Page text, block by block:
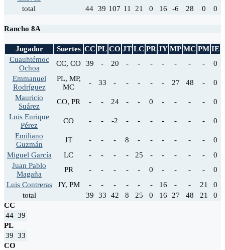
total
44 39 107 11 21 0 16 -6 28 0 0
Rancho 8A
Jugador Suertes CC PL CO JT LC PR JY MP MC PM IE
Cuauhtémoc
Ochoa
CC, CO 39 - 20 - - - - - - -
0
Emmanuel
Rodríguez
PL, MP,
MC
- 33 - - - - - 27 48 -
0
Mauricio
Suárez
CO, PR - - 24 - - 0 - - - -
0
Luis Enrique
Pérez
CO - - -2 - - - - - - -
0
Emiliano
Guzmán
JT - - - 8 - - - - - -
0
Miguel García
LC - - - - 25 - - - - -
0
Juan Pablo
Magaña
PR - - - - - 0 - - - -
0
Luis Contreras
JY, PM - - - - - - 16 - - 21
0
total
39 33 42 8 25 0 16 27 48 21
0
CC
44 39
PL
39 33
CO